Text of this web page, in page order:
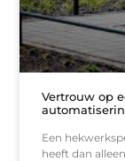
Vertrouw op
Een
heeft dan